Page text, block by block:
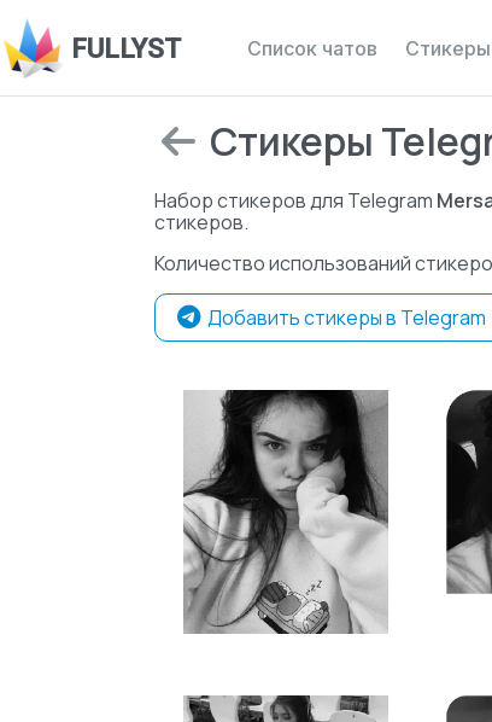
FULLYST Список чатов Стикеры
Стикеры
Набор стикеров для Telegram
стикеров.
Количество использований
Добавить стикеры в Telegram